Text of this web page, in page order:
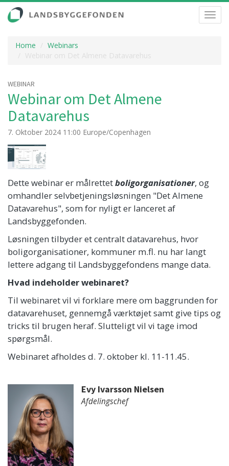
Home
Webinars
Webinar om Det Almene Datavarehus
WEBINAR
Webinar om Det Almene
Datavarehus
7. Oktober 2024 11:00 Europe/Copenhagen
Dette webinar er målrettetboligorganisationer, og
omhandler selvbetjeningsløsningen "Det Almene
Datavarehus", som for nyligt er lanceret af
Landsbyggefonden.
Løsningen tilbyder et centralt datavarehus, hvor
boligorganisationer, kommuner m.fl. nu har langt
lettere adgang til Landsbyggefondens mange data.
Hvad indeholder webinaret?
Til webinaret vil vi forklare mere om baggrunden for
datavarehuset, gennemgå værktøjet samt give tips og
tricks til brugen heraf. Slutteligt vil vi tage imod
spørgsmål.
Webinaret afholdes d. 7. oktober kl. 11-11.45.
Evy Ivarsson Nielsen
Afdelingschef